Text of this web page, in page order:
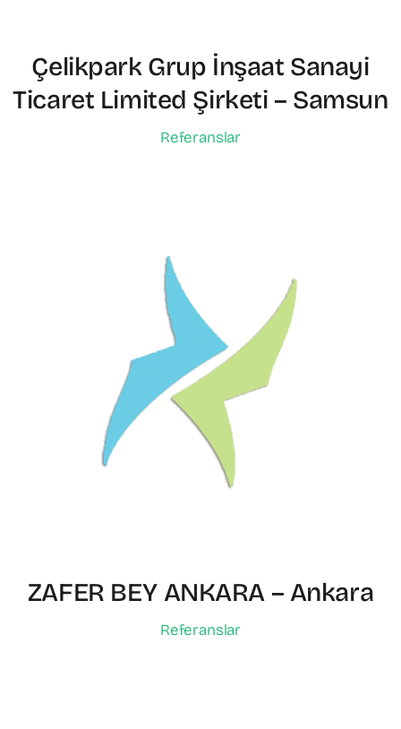
Çelikpark Grup İnşaat Sanayi
Ticaret Limited Şirketi – Samsun
Referanslar
ZAFER BEY ANKARA – Ankara
Referanslar